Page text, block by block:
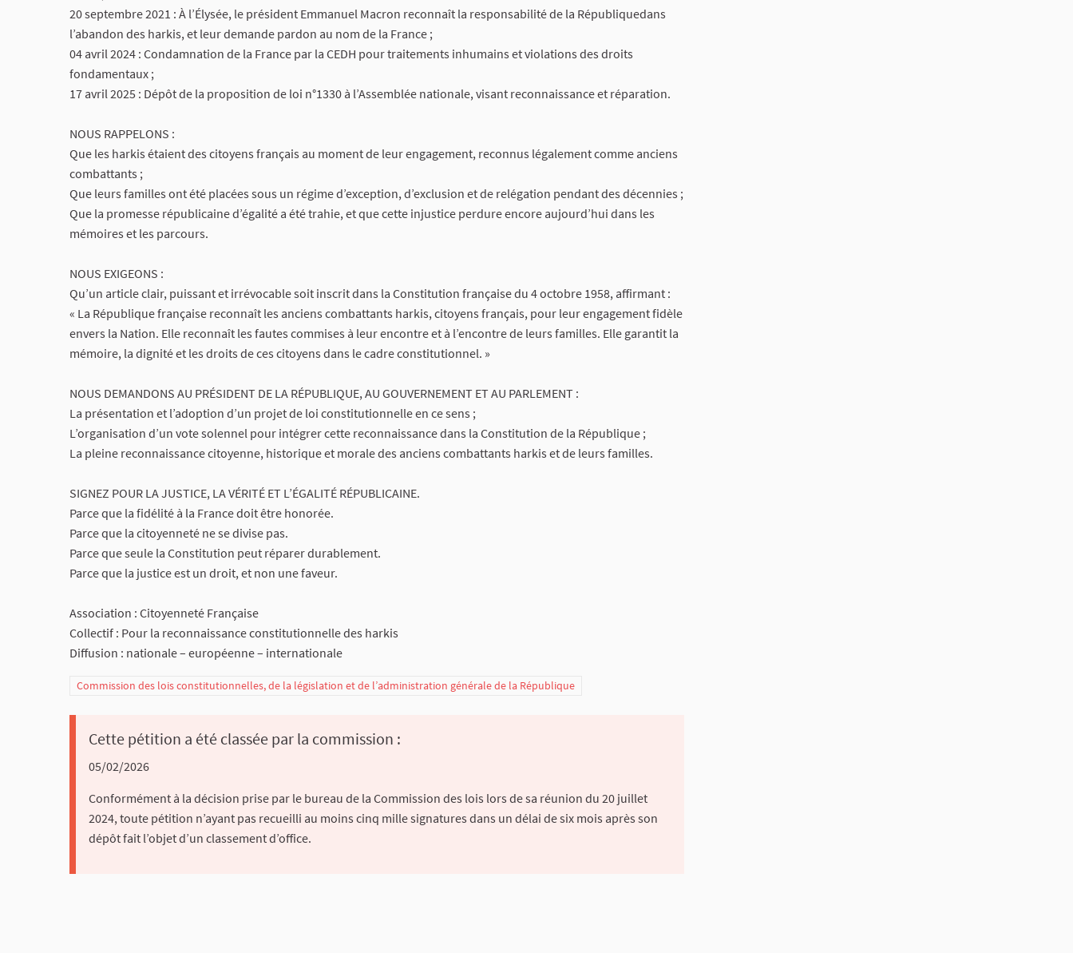
20 septembre 2021 : À l’Élysée, le président Emmanuel Macron reconnaît la responsabilité de la Républiquedans
l’abandon des harkis, et leur demande pardon au nom de la France ;
04 avril 2024 : Condamnation de la France par la CEDH pour traitements inhumains et violations des droits
fondamentaux ;
17 avril 2025 : Dépôt de la proposition de loi n°1330 à l’Assemblée nationale, visant reconnaissance et réparation.
NOUS RAPPELONS :
Que les harkis étaient des citoyens français au moment de leur engagement, reconnus légalement comme anciens
combattants ;
Que leurs familles ont été placées sous un régime d’exception, d’exclusion et de relégation pendant des décennies ;
Que la promesse républicaine d’égalité a été trahie, et que cette injustice perdure encore aujourd’hui dans les
mémoires et les parcours.
NOUS EXIGEONS :
Qu’un article clair, puissant et irrévocable soit inscrit dans la Constitution française du 4 octobre 1958, affirmant :
« La République française reconnaît les anciens combattants harkis, citoyens français, pour leur engagement fidèle
envers la Nation. Elle reconnaît les fautes commises à leur encontre et à l’encontre de leurs familles. Elle garantit la
mémoire, la dignité et les droits de ces citoyens dans le cadre constitutionnel. »
NOUS DEMANDONS AU PRÉSIDENT DE LA RÉPUBLIQUE, AU GOUVERNEMENT ET AU PARLEMENT :
La présentation et l’adoption d’un projet de loi constitutionnelle en ce sens ;
L’organisation d’un vote solennel pour intégrer cette reconnaissance dans la Constitution de la République ;
La pleine reconnaissance citoyenne, historique et morale des anciens combattants harkis et de leurs familles.
SIGNEZ POUR LA JUSTICE, LA VÉRITÉ ET L’ÉGALITÉ RÉPUBLICAINE.
Parce que la fidélité à la France doit être honorée.
Parce que la citoyenneté ne se divise pas.
Parce que seule la Constitution peut réparer durablement.
Parce que la justice est un droit, et non une faveur.
Association : Citoyenneté Française
Collectif : Pour la reconnaissance constitutionnelle des harkis
Diffusion : nationale – européenne – internationale
Commission des lois constitutionnelles, de la législation et de l’administration générale de la République
Cette pétition a été classée par la commission :
05/02/2026
Conformément à la décision prise par le bureau de la Commission des lois lors de sa réunion du 20 juillet
2024, toute pétition n’ayant pas recueilli au moins cinq mille signatures dans un délai de six mois après son
dépôt fait l’objet d’un classement d’office.